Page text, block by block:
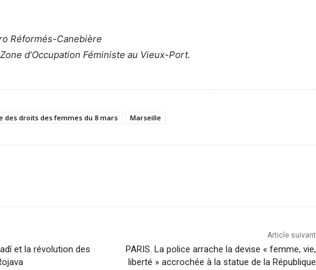
Réformés-Canebière
d’Occupation Féministe au Vieux-Port.
des droits des femmes du 8 mars Marseille
et la révolution des
Article suivant
PARIS. La police arrache la devise « femme, vie,
liberté » accrochée à la statue de la République